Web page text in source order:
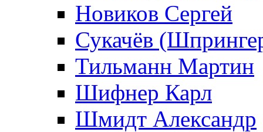
Новиков Сергей
Сукачёв
Тильманн Мартин
Шифнер Карл
Шмидт Александр